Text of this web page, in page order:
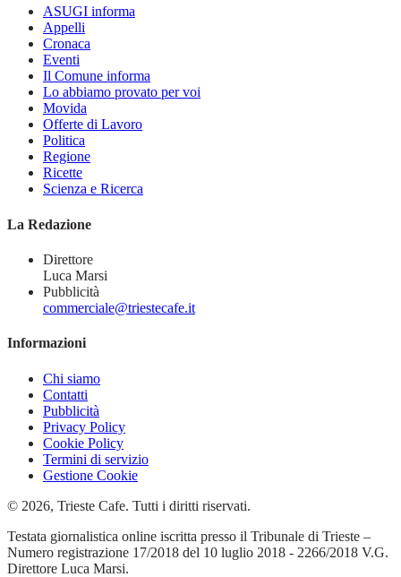
ASUGI informa
Appelli
Cronaca
Eventi
Il Comune informa
Lo abbiamo provato per voi
Movida
Offerte di Lavoro
Politica
Regione
Ricette
Scienza e Ricerca
La Redazione
Direttore
Luca Marsi
Pubblicità
commerciale@triestecafe.it
Informazioni
Chi siamo
Contatti
Pubblicità
Privacy Policy
Cookie Policy
Termini di servizio
Gestione Cookie
© 2026, Trieste Cafe. Tutti i diritti riservati.
Testata giornalistica online iscritta presso il Tribunale di Trieste –
Numero registrazione 17/2018 del 10 luglio 2018 - 2266/2018 V.G.
Direttore Luca Marsi.